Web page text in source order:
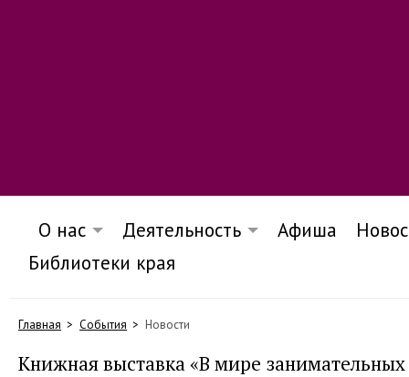
О нас Деятельность Афиша
Библиотеки края
Главная События Новости
Книжная выставка «В мире занимательных